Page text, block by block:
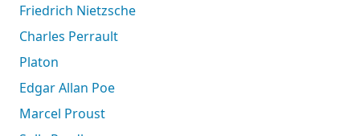
Friedrich Nietzsche
Charles Perrault
Platon
Edgar Allan Poe
Marcel Proust